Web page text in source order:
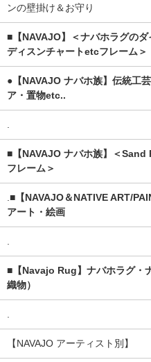
ンの壁掛け＆お守り
■【NAVAJO】＜ナバホラグの
ディスンチャートetcフレーム＞
●【NAVAJO ナバホ族】伝統工
ア・置物etc..
.
■【NAVAJO ナバホ族】＜
フレーム＞
.■【NAVAJO＆NATIVE ART/
アート・絵画
.
■【Navajo Rug】ナバホラグ・
織物）
.
【NAVAJO アーティスト別】